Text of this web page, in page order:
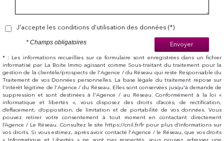
J'accepte les conditions d'utilisation des données (*)
Envoyer
* Champs obligatoires
* : Les informations recueillies sur ce formulaire sont enregistrées dans un fichier
informatisé par La Boite Immo agissant comme Sous-traitant du traitement pour la
gestion de la clientèle/prospects de l'Agence / du Réseau qui reste Responsable du
Traitement de vos Données personnelles. La base légale du traitement repose sur
l'intérêt légitime de l'Agence / du Réseau. Elles sont conservées jusqu'à demande de
suppression et sont destinées à l'Agence / au Réseau. Conformément à la loi «
informatique et libertés », vous disposez des droits d’accès, de rectification,
d’effacement, d’opposition, de limitation et de portabilité de vos données. Vous
pouvez retirer votre consentement à tout moment en contactant directement
l’Agence / Le Réseau. Consultez le site https://cnil.fr/fr pour plus d’informations sur
vos droits. Si vous estimez, après avoir contacté l'Agence / le Réseau, que vos droits